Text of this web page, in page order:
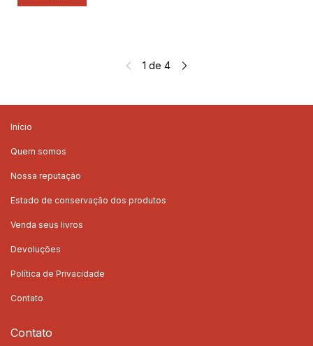
1 de 4
Início
Quem somos
Nossa reputação
Estado de conservação dos produtos
Venda seus livros
Devoluções
Política de Privacidade
Contato
Contato